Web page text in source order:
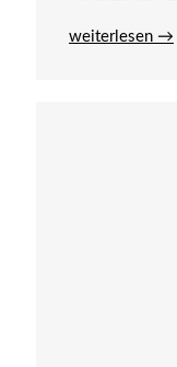
weiterlesen →